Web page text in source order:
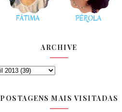
ARCHIVE
POSTAGENS MAIS VISITADAS